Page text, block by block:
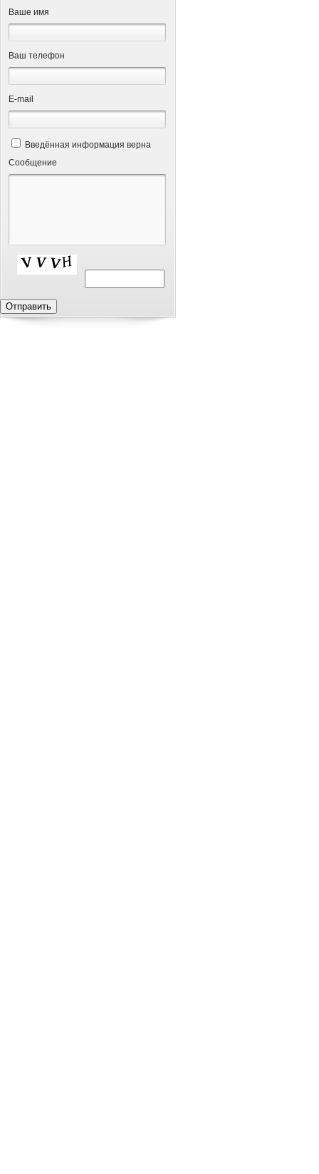
Ваше имя
Ваш телефон
Е-mail
Введённая информация верна
Сообщение